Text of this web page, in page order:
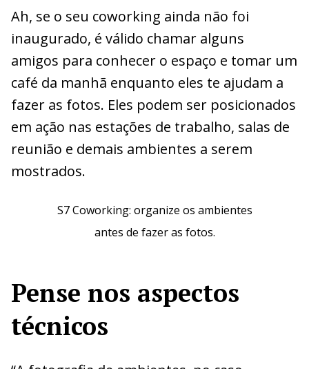
Ah, se o seu coworking ainda não foi
inaugurado, é válido chamar alguns
amigos para conhecer o espaço e tomar um
café da manhã enquanto eles te ajudam a
fazer as fotos. Eles podem ser posicionados
em ação nas estações de trabalho, salas de
reunião e demais ambientes a serem
mostrados.
S7 Coworking: organize os ambientes
antes de fazer as fotos.
Pense nos aspectos
técnicos